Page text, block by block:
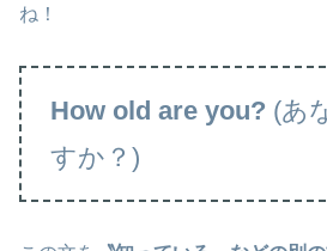
ね！
How old are you? (あ
すか？)